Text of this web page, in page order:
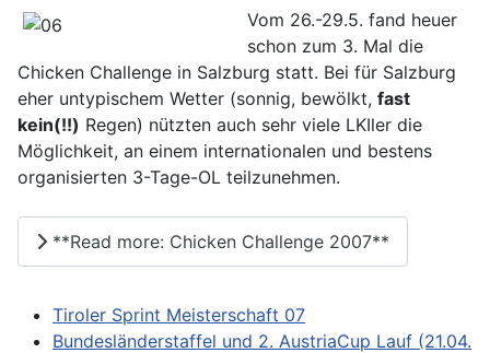
Vom 26.-29.5. fand heuer
schon zum 3. Mal die
Chicken Challenge in Salzburg statt. Bei für Salzburg
eher untypischem Wetter (sonnig, bewölkt, fast
kein(!!) Regen) nützten auch sehr viele LKIler die
Möglichkeit, an einem internationalen und bestens
organisierten 3-Tage-OL teilzunehmen.
**Read more: Chicken Challenge 2007**
Tiroler Sprint Meisterschaft 07
Bundesländerstaffel und 2. AustriaCup Lauf (21.04.